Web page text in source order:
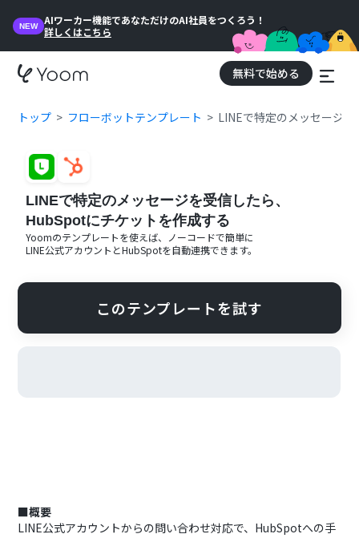
NEW
AIワーカー機能であなただけのAI社員をつくろう！
詳しくはこちら
無料で始める
トップ フローボットテンプレート LINEで特定のメッセージ
LINEで特定のメッセージを受信したら、
HubSpotにチケットを作成する
Yoomのテンプレートを使えば、ノーコードで簡単に
LINE公式アカウント とHubSpotを自動連携できます。
このテンプレートを試す
■概要
LINE公式アカウントからの問い合わせ対応で、HubSpotへの手